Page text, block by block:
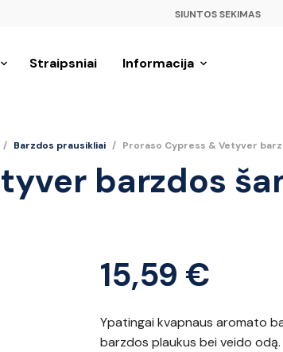
SIUNTOS SEKIMAS
Straipsniai Informacija
/ Barzdos prausikliai / Proraso Cypress & Vetyver
barzdos
15,59 €
Ypatingai kvapnaus aromato
barzdos plaukus bei veido